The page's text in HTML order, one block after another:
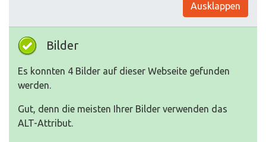
Ausklappen
Bilder
Es konnten 4 Bilder auf dieser Webseite gefunden
werden.
Gut, denn die meisten Ihrer Bilder verwenden das
ALT-Attribut.